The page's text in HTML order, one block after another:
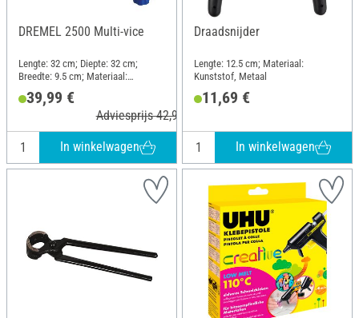
DREMEL 2500 Multi-vice
Lengte: 32 cm; Diepte: 32 cm;
Breedte: 9.5 cm; Materiaal:
39,99 €
Adviesprijs 42,94 €
In winkelwagen
Draadsnijder
Lengte: 12.5 cm; Materiaal:
Kunststof, Metaal
11,69 €
In winkelwagen